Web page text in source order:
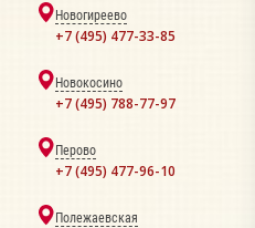
Новогиреево
+7 (495) 477-33-85
Новокосино
+7 (495) 788-77-97
Перово
+7 (495) 477-96-10
Полежаевская